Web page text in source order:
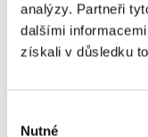
analýzy. Partneři
dalšími
získali v důsledku
Nutné